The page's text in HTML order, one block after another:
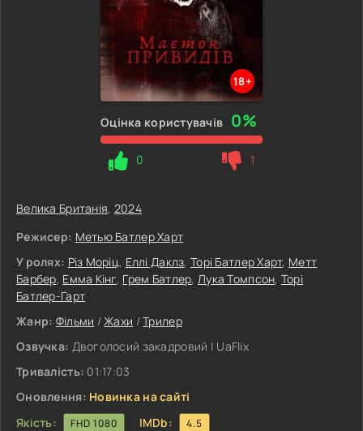
18+
Оцінка користувачів 0%
0 1
Велика Британія, 2024
Режисер: Метью Батлер Харт
У ролях: Різ Моріц, Еллі Даклз, Торі Батлер Харт, Метт
Барбер, Емма Кінг, Грем Батлер, Лука Томпсон, Торі
Батлер-Гарт
Жанр: Фільми /Жахи /Трилер
Озвучка: Двоголосий закадровий | UaFlix
Тривалість: 01:17:03
Оновлення: Новинка на сайті
Якість:
FHD 1080 IMDb: 4.5